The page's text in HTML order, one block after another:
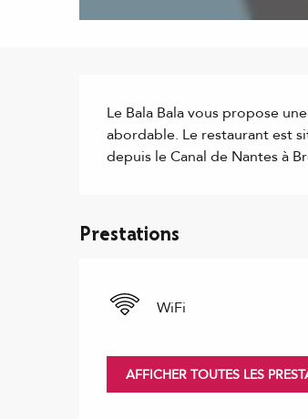
Le Bala Bala vous propose
abordable. Le restaurant est
depuis le Canal de Nantes à
Prestations
WiFi
AFFICHER TOUTES LES